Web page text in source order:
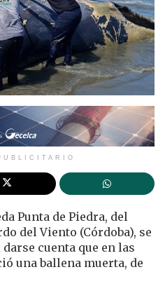
Punta de Piedra, del
del Viento (Córdoba), se
cuenta que en las
una ballena muerta, de